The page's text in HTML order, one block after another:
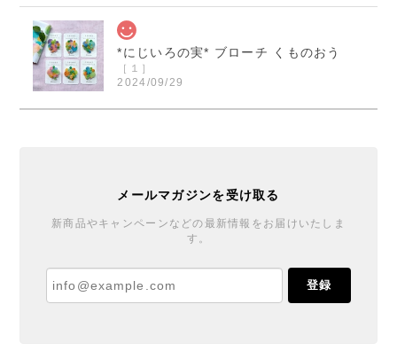
*にじいろの実* ブローチ くものおう
［１］
2024/09/29
*にじいろの実* ブローチ くものおう
丁寧で温かい対応と梱包をありがとうございました♪
メールマガジンを受け取る
新商品やキャンペーンなどの最新情報をお届けいたしま
す。
登録